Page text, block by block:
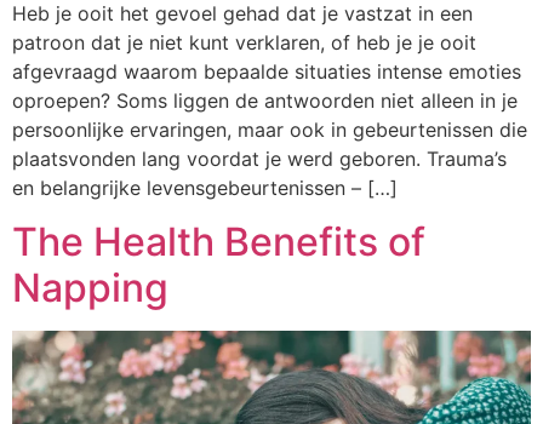
Heb je ooit het gevoel gehad dat je vastzat in een
patroon dat je niet kunt verklaren, of heb je je ooit
afgevraagd waarom bepaalde situaties intense emoties
oproepen? Soms liggen de antwoorden niet alleen in je
persoonlijke ervaringen, maar ook in gebeurtenissen die
plaatsvonden lang voordat je werd geboren. Trauma’s
en belangrijke levensgebeurtenissen – […]
The Health Benefits of
Napping